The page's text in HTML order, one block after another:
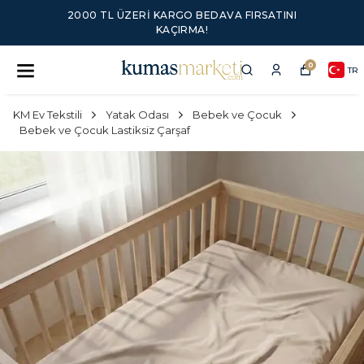
2000 TL ÜZERI KARGO BEDAVA FIRSATINI
KAÇIRMA!
0 TR
KM Ev Tekstili Yatak Odası
Bebek ve Çocuk
Bebek ve Çocuk Lastiksiz Çarşaf